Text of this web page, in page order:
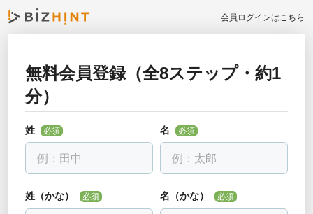
会員ログインはこちら
無料会員登録（全8ステップ・約1
分）
姓 必須 名 必須
姓（かな） 必須 名（かな） 必須
お勤め先について教えて下さい
全ての項目を入力して下さい
勤務先名
必須
会社名を入力し、下に出る候補を選んでください。見つからない場合
戻る